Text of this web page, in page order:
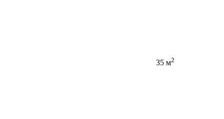
35 м2